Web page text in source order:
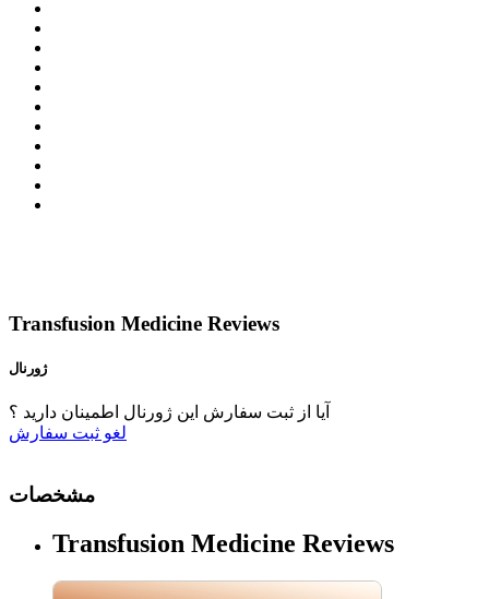
Transfusion Medicine Reviews
ژورنال
آیا از ثبت سفارش این ژورنال اطمینان دارید ؟
لغو ثبت سفارش
مشخصات
Transfusion Medicine Reviews